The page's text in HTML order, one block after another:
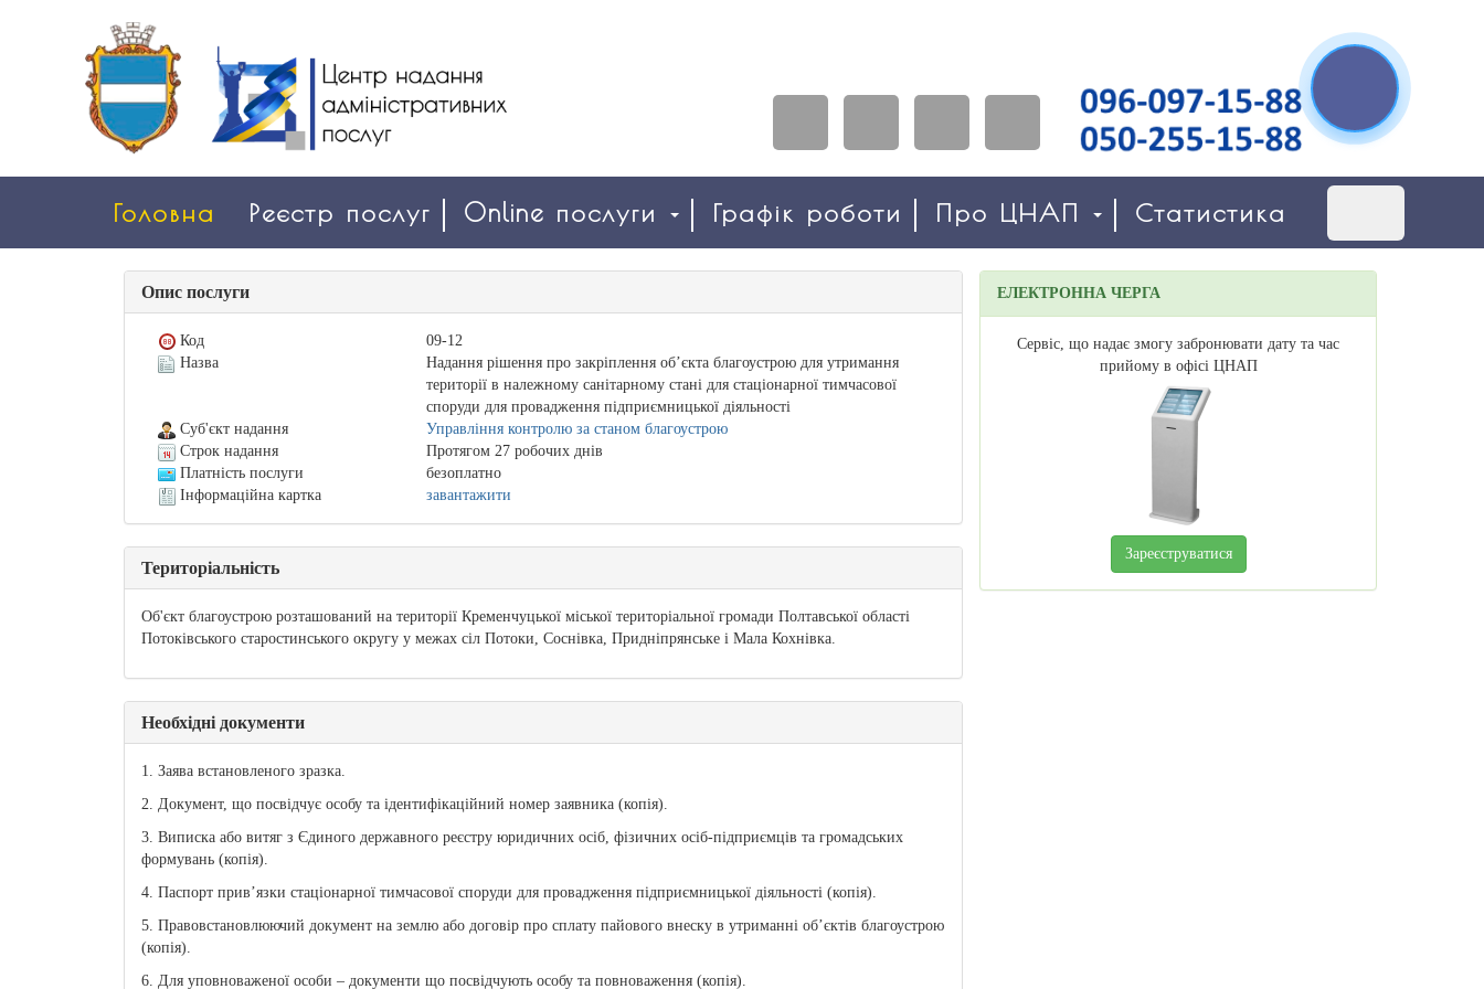
Головна Реєстр послуг Online послуги Графік роботи Про ЦНАП Статистика
Опис послуги
Код
09-12
Назва
Надання рішення про закріплення об’єкта благоустрою для утримання
території в належному санітарному стані для стаціонарної тимчасової
споруди для провадження підприємницької діяльності
Суб'єкт надання
Управління контролю за станом благоустрою
Строк надання
Протягом 27 робочих днів
Платність послуги
безоплатно
Інформаційна картка
завантажити
Територіальність
Об'єкт благоустрою розташований на території Кременчуцької міської територіальної громади Полтавської області
Потоківського старостинського округу у межах сіл Потоки, Соснівка, Придніпрянське і Мала Кохнівка.
Необхідні документи
1. Заява встановленого зразка.
2. Документ, що посвідчує особу та ідентифікаційний номер заявника (копія).
3. Виписка або витяг з Єдиного державного реєстру юридичних осіб, фізичних осіб-підприємців та громадських
формувань (копія).
4. Паспорт прив’язки стаціонарної тимчасової споруди для провадження підприємницької діяльності (копія).
5. Правовстановлюючий документ на землю або договір про сплату пайового внеску в утриманні об’єктів благоустрою
(копія).
6. Для уповноваженої особи – документи що посвідчують особу та повноваження (копія).
ЕЛЕКТРОННА ЧЕРГА
Сервіс, що надає змогу забронювати дату та час
прийому в офісі ЦНАП
Зареєструватися